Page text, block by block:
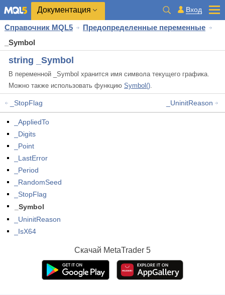
Документация Вход
Справочник MQL5
Предопределенные переменные
_Symbol
string _Symbol
В переменной _Symbol хранится имя символа текущего графика.
Можно также использовать функцию Symbol().
_StopFlag _UninitReason
_AppliedTo
_Digits
_Point
_LastError
_Period
_RandomSeed
_StopFlag
_Symbol
_UninitReason
_IsX64
Скачай MetaTrader 5